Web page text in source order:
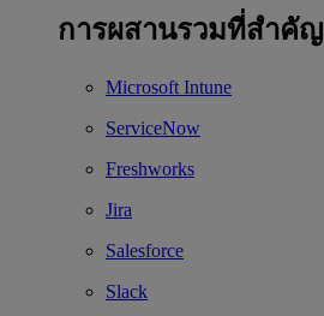
การผสานรวมที่สำคัญ
Microsoft Intune
ServiceNow
Freshworks
Jira
Salesforce
Slack